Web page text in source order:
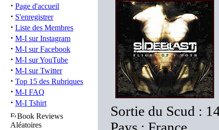
· Page d'accueil
· S'enregistrer
· Liste des Membres
· M-I sur Instagram
· M-I sur Facebook
· M-I sur YouTube
· M-I sur Twitter
· Top 15 des Rubriques
· M-I FAQ
· M-I Tshirt
Book Reviews
Aléatoires
Sortie du Scud :